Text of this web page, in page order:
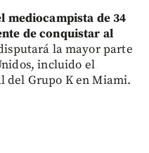
mediocampista de 34
de conquistar al
la mayor parte
incluido el
del Grupo K en Miami.